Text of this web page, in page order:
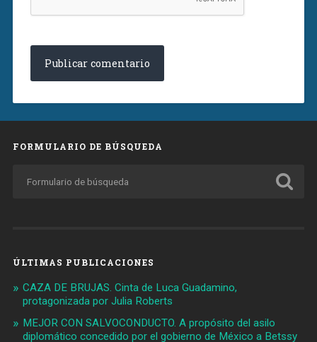
FORMULARIO DE BÚSQUEDA
ÚLTIMAS PUBLICACIONES
CAZA DE BRUJAS. Cinta de Luca Guadamino,
protagonizada por Julia Roberts
MEJOR CON SALVOCONDUCTO. A propósito del asilo
diplomático concedido por el gobierno de México a Betssy